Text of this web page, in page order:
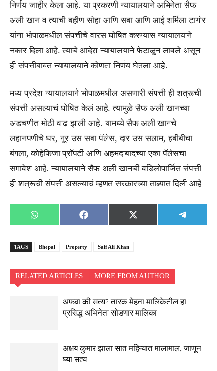
निर्णय जाहीर केला आहे. या प्रकरणी न्यायालयाने अभिनेता सैफ
अली खान व त्याची बहीण सोहा आणि सबा आणि आई शर्मिला टागोर
यांना भोपाळमधील संपत्तीचे वारस घोषित करण्यास न्यायालयाने
नकार दिला आहे. त्याचे आदेश न्यायालयाने फेटाळून लावले असून
ही संपत्तीबाबत न्यायालयाने कोणता निर्णय घेतला आहे.
मध्य प्रदेश न्यायालयाने भोपाळमधील असणारी संपत्ती ही शत्रूची
संपत्ती असल्याचं घोषित केलं आहे. त्यामुळे सैफ अली खानच्या
अडचणीत मोठी वाढ झाली आहे. यामध्ये सैफ अली खानचे
लहानपणीचे घर, नूर उस सबा पॅलेस, दार उस सलाम, हबीबीचा
बंगला, कोहेफिजा प्रॉपर्टी आणि अहमदाबादच्या एका पॅलेसचा
समावेश आहे. न्यायालयाने सैफ अली खानची वडिलोपार्जित संपत्ती
ही शत्रूची संपत्ती असल्याचं म्हणत सरकारच्या ताब्यात दिली आहे.
Share
on
WhatsApp
Share
on
Facebook
Share
on
X
(Twitter)
Share
on
TAGS Bhopal Property Saif Ali Khan
RELATED ARTICLES MORE FROM AUTHOR
अफवा की सत्य? तारक मेहता मालिकेतील हा
प्रसिद्ध अभिनेता सोडणार मालिका
अक्षय कुमार झाला सात महिन्यात मालामाल, जाणून
घ्या सत्य